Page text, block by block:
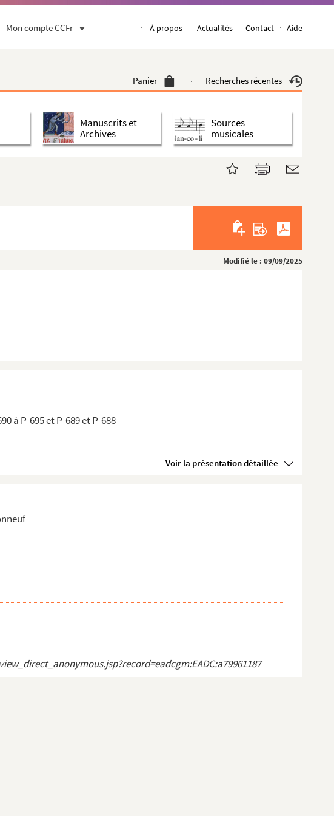
Mon compte CCFr À propos Actualités Contact Aide
Panier Recherches récentes
Manuscrits et
Archives
Sources
musicales
Modifié le : 09/09/2025
à P-695 et P-689 et P-688
Voir la présentation détaillée